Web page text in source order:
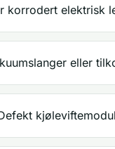
korrodert elektrisk
eller
kjøleviftemodul